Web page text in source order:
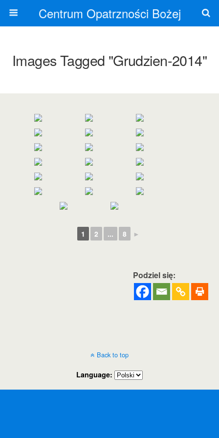
Centrum Opatrzności Bożej
Images Tagged "grudzien-2014"
1 2 ... 8 ►
Podziel się:
Back to top
Language: